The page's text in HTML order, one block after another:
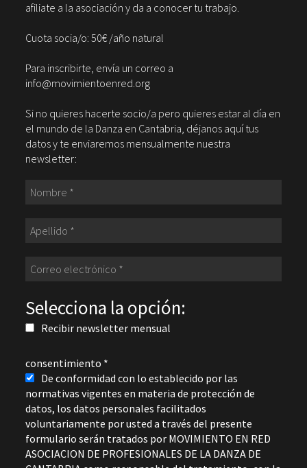
afiliate a la asociación y da a conocer tu trabajo.
Cuota socia/o: 50€ /año natural
Para inscribirte, envía un correo a
info@movimientoenred.org
Si no quieres hacerte socio/a pero quieres estar al día en
el mundo de la Danza en Cantabria, déjanos aquí tus
datos y te enviaremos mensualmente nuestra
newsletter:
Selecciona la opción:
Recibir newsletter mensual
consentimiento *
De conformidad con lo establecido por las
normativas vigentes en materia de protección de
datos, los datos personales facilitados
voluntariamente por usted a través del presente
formulario serán tratados por MOVIMIENTO EN RED
ASOCIACION DE PROFESIONALES DE LA DANZA DE